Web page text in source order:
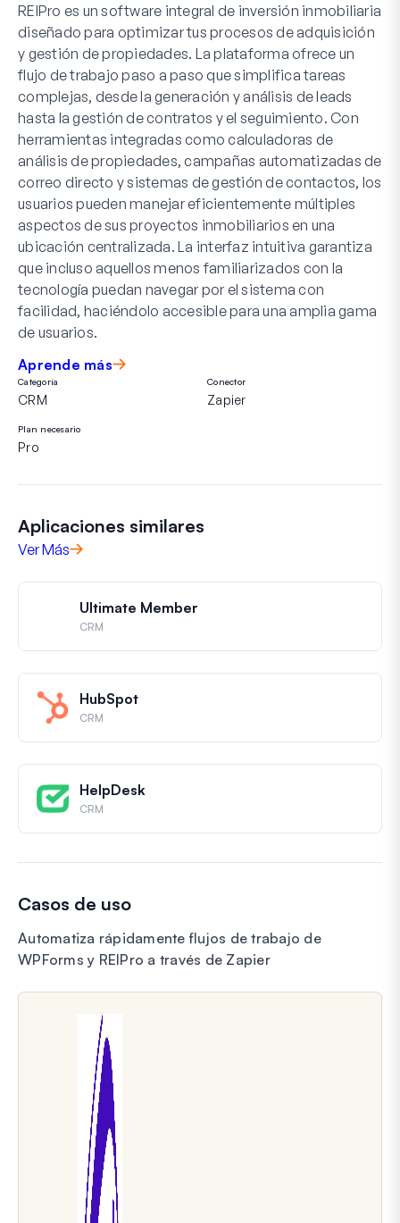
REIPro es un software integral de inversión inmobiliaria
diseñado para optimizar tus procesos de adquisición
y gestión de propiedades. La plataforma ofrece un
flujo de trabajo paso a paso que simplifica tareas
complejas, desde la generación y análisis de leads
hasta la gestión de contratos y el seguimiento. Con
herramientas integradas como calculadoras de
análisis de propiedades, campañas automatizadas de
correo directo y sistemas de gestión de contactos, los
usuarios pueden manejar eficientemente múltiples
aspectos de sus proyectos inmobiliarios en una
ubicación centralizada. La interfaz intuitiva garantiza
que incluso aquellos menos familiarizados con la
tecnología puedan navegar por el sistema con
facilidad, haciéndolo accesible para una amplia gama
de usuarios.
Aprende más
Categoría
CRM
Conector
Zapier
Plan necesario
Pro
Aplicaciones similares
Ver Más
Ultimate Member
CRM
HubSpot
CRM
HelpDesk
CRM
Casos de uso
Automatiza rápidamente flujos de trabajo de
WPForms y REIPro a través de Zapier